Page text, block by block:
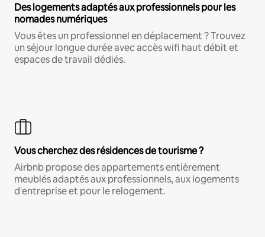
Des logements adaptés aux professionnels pour les
nomades numériques
Vous êtes un professionnel en déplacement ? Trouvez
un séjour longue durée avec accès wifi haut débit et
espaces de travail dédiés.
Vous cherchez des résidences de tourisme ?
Airbnb propose des appartements entièrement
meublés adaptés aux professionnels, aux logements
d'entreprise et pour le relogement.